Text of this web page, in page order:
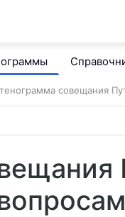
совещания